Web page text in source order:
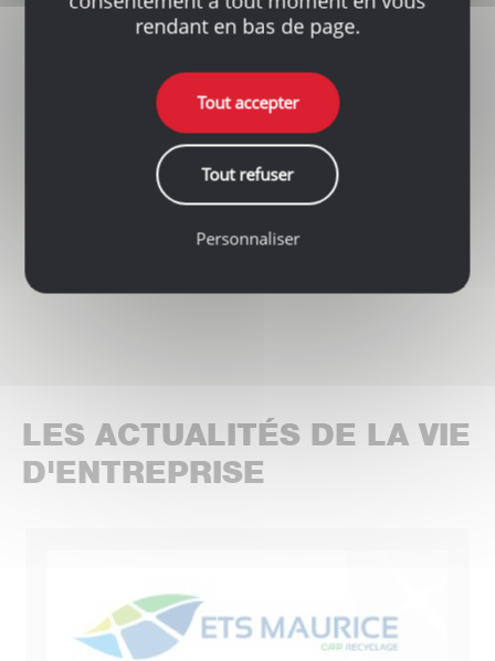
LES ACTUALITÉS DE LA VIE
D'ENTREPRISE
rendant en bas de page.
Tout accepter
Tout refuser
Personnaliser